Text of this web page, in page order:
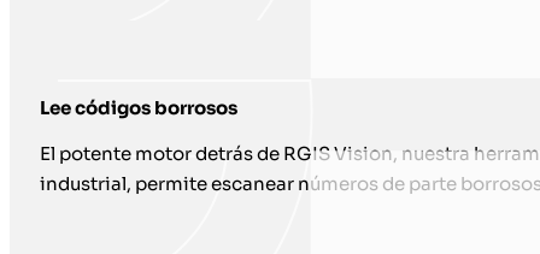
Lee códigos borrosos
El potente motor detrás de RGIS Vision, nuestra
industrial, permite escanear números de parte